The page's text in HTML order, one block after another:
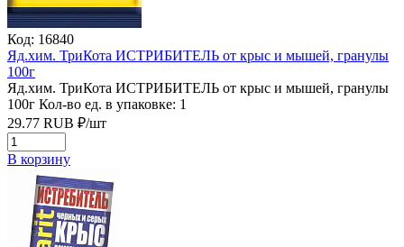
Код: 16840
Яд.хим. ТриКота ИСТРИБИТЕЛЬ от крыс и мышей, гранулы
100г
Яд.хим. ТриКота ИСТРИБИТЕЛЬ от крыс и мышей, гранулы
100г Кол-во ед. в упаковке: 1
29.77 RUB ₽/шт
В корзину